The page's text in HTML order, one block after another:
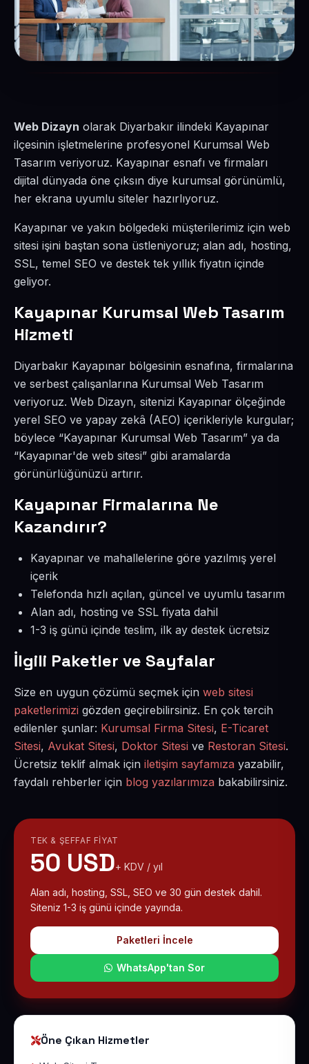
Web Dizayn olarak Diyarbakır ilindeki Kayapınar
ilçesinin işletmelerine profesyonel Kurumsal Web
Tasarım veriyoruz. Kayapınar esnafı ve firmaları
dijital dünyada öne çıksın diye kurumsal görünümlü,
her ekrana uyumlu siteler hazırlıyoruz.
Kayapınar ve yakın bölgedeki müşterilerimiz için web
sitesi işini baştan sona üstleniyoruz; alan adı, hosting,
SSL, temel SEO ve destek tek yıllık fiyatın içinde
geliyor.
Kayapınar Kurumsal Web Tasarım
Hizmeti
Diyarbakır Kayapınar bölgesinin esnafına, firmalarına
ve serbest çalışanlarına Kurumsal Web Tasarım
veriyoruz. Web Dizayn, sitenizi Kayapınar ölçeğinde
yerel SEO ve yapay zekâ (AEO) içerikleriyle kurgular;
böylece “Kayapınar Kurumsal Web Tasarım” ya da
“Kayapınar'de web sitesi” gibi aramalarda
görünürlüğünüzü artırır.
Kayapınar Firmalarına Ne
Kazandırır?
Kayapınar ve mahallelerine göre yazılmış yerel
içerik
Telefonda hızlı açılan, güncel ve uyumlu tasarım
Alan adı, hosting ve SSL fiyata dahil
1-3 iş günü içinde teslim, ilk ay destek ücretsiz
İlgili Paketler ve Sayfalar
Size en uygun çözümü seçmek için web sitesi
paketlerimizi gözden geçirebilirsiniz. En çok tercih
edilenler şunlar: Kurumsal Firma Sitesi, E-Ticaret
Sitesi, Avukat Sitesi, Doktor Sitesi ve Restoran Sitesi.
Ücretsiz teklif almak için iletişim sayfamıza yazabilir,
faydalı rehberler için blog yazılarımıza bakabilirsiniz.
TEK & ŞEFFAF FIYAT
50 USD+ KDV / yıl
Alan adı, hosting, SSL, SEO ve 30 gün destek dahil.
Siteniz 1-3 iş günü içinde yayında.
Paketleri İncele
WhatsApp'tan Sor
Öne Çıkan Hizmetler